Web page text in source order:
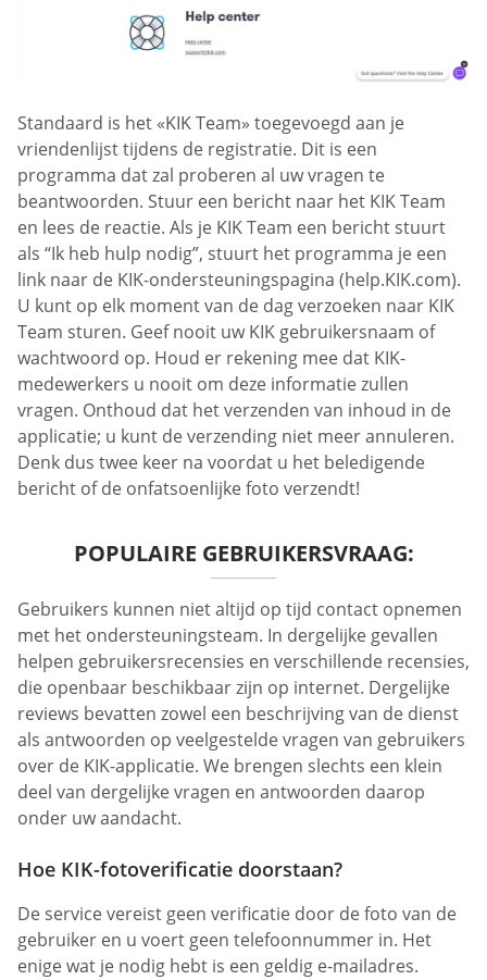
Standaard is het «KIK Team» toegevoegd aan je
vriendenlijst tijdens de registratie. Dit is een
programma dat zal proberen al uw vragen te
beantwoorden. Stuur een bericht naar het KIK Team
en lees de reactie. Als je KIK Team een bericht stuurt
als “Ik heb hulp nodig”, stuurt het programma je een
link naar de KIK-ondersteuningspagina (help.KIK.com).
U kunt op elk moment van de dag verzoeken naar KIK
Team sturen. Geef nooit uw KIK gebruikersnaam of
wachtwoord op. Houd er rekening mee dat KIK-
medewerkers u nooit om deze informatie zullen
vragen. Onthoud dat het verzenden van inhoud in de
applicatie; u kunt de verzending niet meer annuleren.
Denk dus twee keer na voordat u het beledigende
bericht of de onfatsoenlijke foto verzendt!
POPULAIRE GEBRUIKERSVRAAG:
Gebruikers kunnen niet altijd op tijd contact opnemen
met het ondersteuningsteam. In dergelijke gevallen
helpen gebruikersrecensies en verschillende recensies,
die openbaar beschikbaar zijn op internet. Dergelijke
reviews bevatten zowel een beschrijving van de dienst
als antwoorden op veelgestelde vragen van gebruikers
over de KIK-applicatie. We brengen slechts een klein
deel van dergelijke vragen en antwoorden daarop
onder uw aandacht.
Hoe KIK-fotoverificatie doorstaan?
De service vereist geen verificatie door de foto van de
gebruiker en u voert geen telefoonnummer in. Het
enige wat je nodig hebt is een geldig e-mailadres.